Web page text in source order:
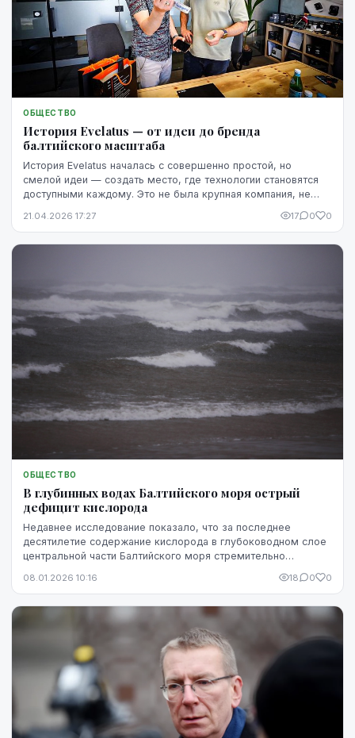
ОБЩЕСТВО
История Evelatus — от идеи до бренда
балтийского масштаба
История Evelatus началась с совершенно простой, но
смелой идеи — создать место, где технологии становятся
доступными каждому. Это не была крупная компания, не
21.04.2026 17:27 17 0 0
ОБЩЕСТВО
В глубинных водах Балтийского моря острый
дефицит кислорода
Недавнее исследование показало, что за последнее
десятилетие содержание кислорода в глубоководном слое
центральной части Балтийского моря стремительно
08.01.2026 10:16 18 0 0